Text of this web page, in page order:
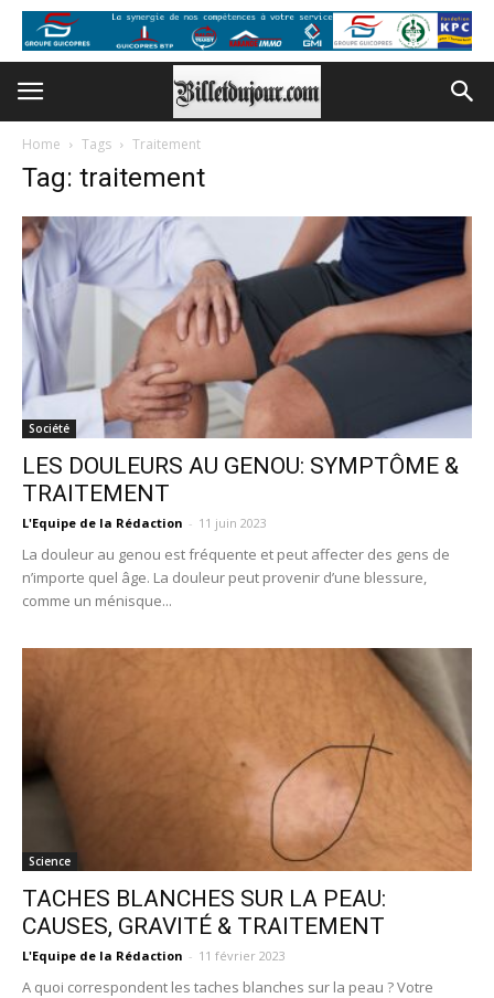
Home Tags Traitement
Tag: traitement
Société
LES DOULEURS AU GENOU: SYMPTÔME &
TRAITEMENT
L'Equipe de la Rédaction - 11 juin 2023
La douleur au genou est fréquente et peut affecter des gens de
n’importe quel âge. La douleur peut provenir d’une blessure,
comme un ménisque...
Science
TACHES BLANCHES SUR LA PEAU:
CAUSES, GRAVITÉ & TRAITEMENT
L'Equipe de la Rédaction - 11 février 2023
A quoi correspondent les taches blanches sur la peau ? Votre